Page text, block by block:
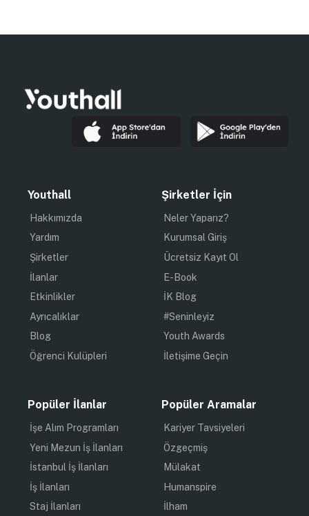
Youthall
Hakkımızda
Yardım
Şirketler
İlanlar
Etkinlikler
Ayrıcalıklar
Blog
Öğrenci Kulüpleri
Şirketler İçin
Neler Yaparız?
Kurumsal Giriş
Ücretsiz Kayıt Ol
E-Book
İK Blog
#Seninleyiz
Youth Awards
İletişime Geçin
Popüler İlanlar
İşe Alım Programları
Yeni Mezun İş İlanları
İstanbul İş İlanları
İş İlanları
Staj İlanları
Popüler Aramalar
Kariyer Tavsiyeleri
Özgeçmiş
Mülakat
Humanspire
İlham